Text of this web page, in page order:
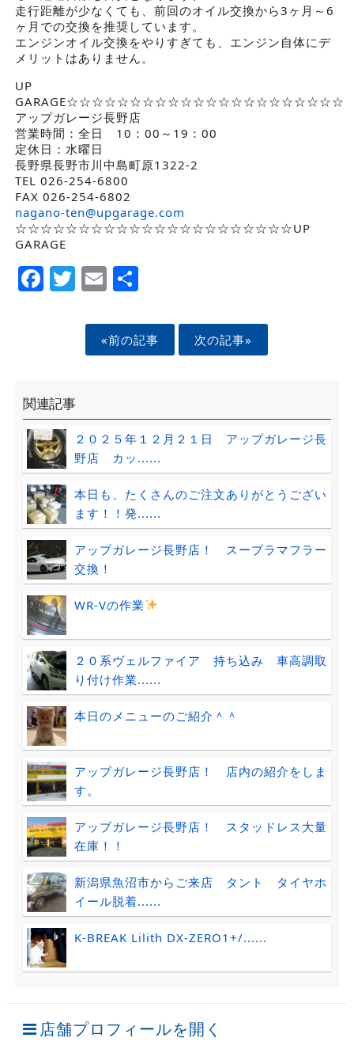
走行距離が少なくても、前回のオイル交換から3ヶ月～6
ヶ月での交換を推奨しています。
エンジンオイル交換をやりすぎても、エンジン自体にデ
メリットはありません。
UP
GARAGE☆☆☆☆☆☆☆☆☆☆☆☆☆☆☆☆☆☆☆☆☆☆
アップガレージ長野店
営業時間：全日 10：00～19：00
定休日：水曜日
長野県長野市川中島町原1322-2
TEL 026-254-6800
FAX 026-254-6802
nagano-ten@upgarage.com
☆☆☆☆☆☆☆☆☆☆☆☆☆☆☆☆☆☆☆☆☆☆UP
GARAGE
Facebook
Twitter
EmailShare
«前の記事 次の記事»
関連記事
２０２５年１２月２１日 アップガレージ長
野店 カッ......
本日も、たくさんのご注文ありがとうござい
ます！！発......
アップガレージ長野店！ スープラマフラー
交換！
WR-Vの作業
２０系ヴェルファイア 持ち込み 車高調取
り付け作業......
本日のメニューのご紹介＾＾
アップガレージ長野店！ 店内の紹介をしま
す。
アップガレージ長野店！ スタッドレス大量
在庫！！
新潟県魚沼市からご来店 タント タイヤホ
イール脱着......
K-BREAK Lilith DX-ZERO1+/......
店舗プロフィールを開く